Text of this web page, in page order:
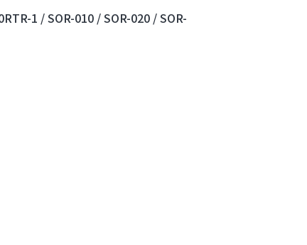
1 /SOR-010 /SOR-020 /SOR-